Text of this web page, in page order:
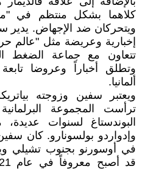
كلاهما بشكل منتظم في
ويتحركان ضد الإجهاض.
إخبارية وعريضة مثل "عالم
تتعاون مع جماعة الضغط
وتطلق أخباراً وعروضا
ألمانيا.
ويعتبر سفين وزوجته
ترأست المجموعة البرلمانية
البوندستاغ لسنوات
وإدواردو بولسونارو. كان
في أوسورنو بجنوب تشيلي